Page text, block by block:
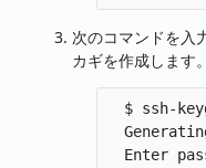
次のコマンドを入
カギを作成します。
$ ssh-
Enter